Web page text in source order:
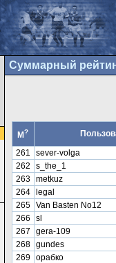
Суммарный
М?
261
sever-volga
262
s_the_1
263 metkuz
264
legal
265 Van Basten No12
266
sl
267
gera-109
268 gundes
269 орабко